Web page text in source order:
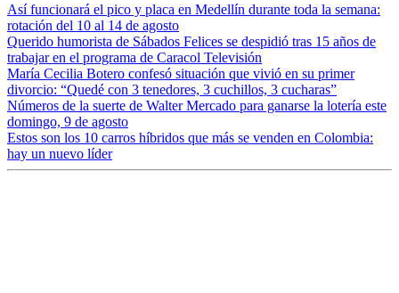
Así funcionará el pico y placa en Medellín durante toda la semana:
rotación del 10 al 14 de agosto
Querido humorista de Sábados Felices se despidió tras 15 años de
trabajar en el programa de Caracol Televisión
María Cecilia Botero confesó situación que vivió en su primer
divorcio: “Quedé con 3 tenedores, 3 cuchillos, 3 cucharas”
Números de la suerte de Walter Mercado para ganarse la lotería este
domingo, 9 de agosto
Estos son los 10 carros híbridos que más se venden en Colombia:
hay un nuevo líder